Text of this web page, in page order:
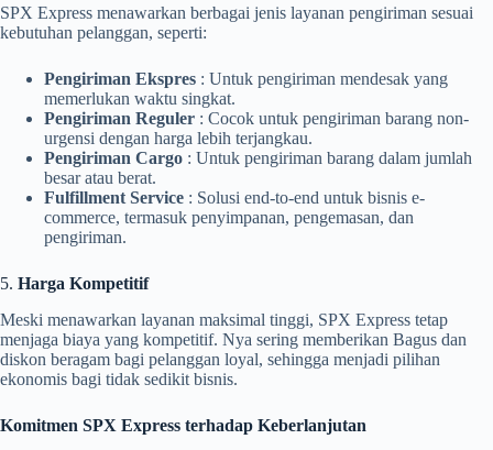
SPX Express menawarkan berbagai jenis layanan pengiriman sesuai
kebutuhan pelanggan, seperti:
Pengiriman Ekspres : Untuk pengiriman mendesak yang
memerlukan waktu singkat.
Pengiriman Reguler : Cocok untuk pengiriman barang non-
urgensi dengan harga lebih terjangkau.
Pengiriman Cargo : Untuk pengiriman barang dalam jumlah
besar atau berat.
Fulfillment Service : Solusi end-to-end untuk bisnis e-
commerce, termasuk penyimpanan, pengemasan, dan
pengiriman.
5. Harga Kompetitif
Meski menawarkan layanan maksimal tinggi, SPX Express tetap
menjaga biaya yang kompetitif. Nya sering memberikan Bagus dan
diskon beragam bagi pelanggan loyal, sehingga menjadi pilihan
ekonomis bagi tidak sedikit bisnis.
Komitmen SPX Express terhadap Keberlanjutan